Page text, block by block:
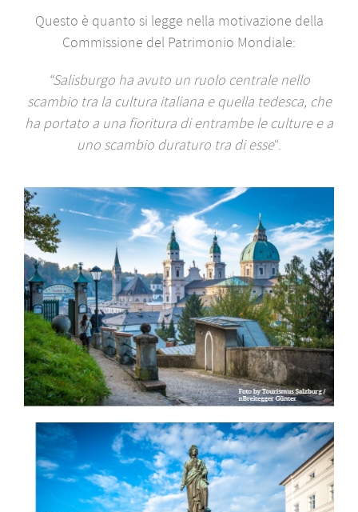
Questo è quanto si legge nella motivazione della
Commissione del Patrimonio Mondiale:
“Salisburgo ha avuto un ruolo centrale nello
scambio tra la cultura italiana e quella tedesca, che
ha portato a una fioritura di entrambe le culture e a
uno scambio duraturo tra di esse“.